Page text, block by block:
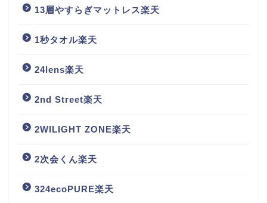
13層やすらぎマットレス楽天
1秒タオル楽天
24lens楽天
2nd Street楽天
2WILIGHT ZONE楽天
2次会くん楽天
324ecoPURE楽天